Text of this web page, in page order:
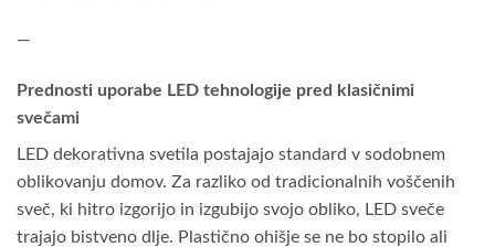
—
Prednosti uporabe LED tehnologije pred klasičnimi
svečami
LED dekorativna svetila postajajo standard v sodobnem
oblikovanju domov. Za razliko od tradicionalnih voščenih
sveč, ki hitro izgorijo in izgubijo svojo obliko, LED sveče
trajajo bistveno dlje. Plastično ohišje se ne bo stopilo ali